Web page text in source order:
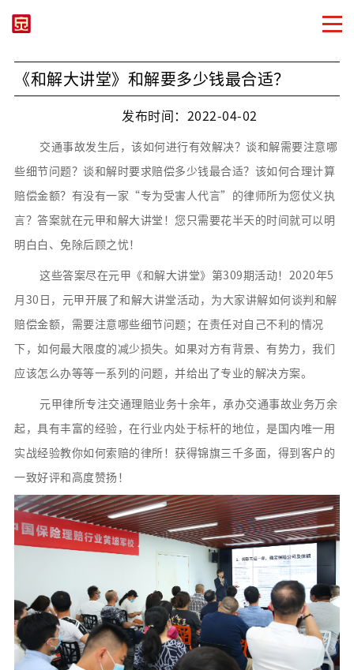
《和解大讲堂》和解要多少钱最合适？
发布时间：2022-04-02
交通事故发生后，该如何进行有效解决？谈和解需要注意哪
些细节问题？谈和解时要求赔偿多少钱最合适？该如何合理计算
赔偿金额？有没有一家“专为受害人代言”的律师所为您仗义执
言？答案就在元甲和解大讲堂！您只需要花半天的时间就可以明
明白白、免除后顾之忧！
这些答案尽在元甲《和解大讲堂》第309期活动！ 2020年5
月30日，元甲开展了和解大讲堂活动， 为大家讲解如何谈判和解
赔偿金额，需要注意哪些细节问题； 在责任对自己不利的情况
下，如何最大限度的减少损失。如果对方有背景、有势力，我们
应该怎么办等等一系列的问题，并给出了专业的解决方案。
元甲律所专注交通理赔业务十余年，承办交通事故业务万余
起，具有丰富的经验，在行业内处于标杆的地位，是国内唯一用
实战经验教你如何索赔的律所！获得锦旗三千多面，得到客户的
一致好评和高度赞扬！